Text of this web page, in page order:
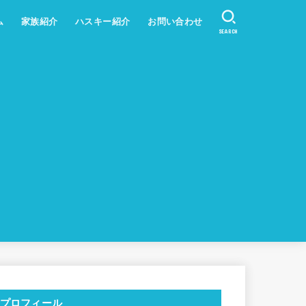
家族紹介 ハスキー紹介 お問い合わせ
SEARCH
プロフィール